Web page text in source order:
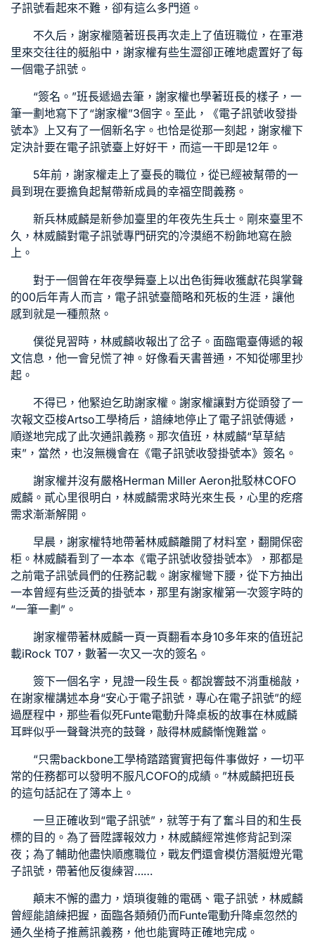
子訊號看起來不難，卻有這么多門道。
不久后，謝家權隨著班長再次走上了值班職位，在軍港
里來交往往的艇船中，謝家權有些生澀卻正確地處置好了每
一個電子訊號。
“簽名。”班長遞過去筆，謝家權也學著班長的樣子，一
筆一劃地寫下了“謝家權”3個字。至此，《電子訊號收發掛
號本》上又有了一個新名字。也恰是從那一刻起，謝家權下
定決計要在電子訊號臺上好好干，而這一干即是12年。
5年前，謝家權走上了臺長的職位，從已經被幫帶的一
員到現在要擔負起幫帶新成員的幸福空間義務。
新兵林威麟是新參加臺里的年夜先生兵士。剛來臺里不
久，林威麟對電子訊號專門研究的冷漠絕不粉飾地寫在臉
上。
對于一個曾在年夜學舞臺上以出色街舞收獲獻花與掌聲
的00后年青人而言，電子訊號臺簡略和死板的生涯，讓他
感到就是一種煎熬。
僕從見習時，林威麟收報出了岔子。面臨電臺傳遞的報
文信息，他一會兒慌了神。好像看天書普通，不知從哪里抄
起。
不得已，他緊迫乞助謝家權。謝家權讓對方從頭發了一
次報文亞梭Artso工學椅后，諳練地停止了電子訊號傳遞，
順遂地完成了此次通訊義務。那次值班，林威麟“草草結
束”，當然，也沒無機會在《電子訊號收發掛號本》簽名。
謝家權并沒有嚴格Herman Miller Aeron批駁林COFO
威麟。貳心里很明白，林威麟需求時光來生長，心里的疙瘩
需求漸漸解開。
早晨，謝家權特地帶著林威麟離開了材料室，翻開保密
柜。林威麟看到了一本本《電子訊號收發掛號本》，那都是
之前電子訊號員們的任務記載。謝家權彎下腰，從下方抽出
一本曾經有些泛黃的掛號本，那里有謝家權第一次簽字時的
“一筆一劃”。
謝家權帶著林威麟一頁一頁翻看本身10多年來的值班記
載iRock T07 ，數著一次又一次的簽名。
簽下一個名字，見證一段生長。都說響鼓不消重槌敲，
在謝家權講述本身“安心于電子訊號，專心在電子訊號”的經
過歷程中，那些看似死Funte電動升降桌板的故事在林威麟
耳畔似乎一聲聲洪亮的鼓聲，敲得林威麟慚愧難當。
“只需backbone工學椅踏踏實實把每件事做好，一切平
常的任務都可以發明不服凡COFO的成績。”林威麟把班長
的這句話記在了簿本上。
一旦正確收到“電子訊號”，就等于有了奮斗目的和生長
標的目的。為了晉陞譯報效力，林威麟經常進修背記到深
夜；為了輔助他盡快順應職位，戰友們還會模仿潛艇燈光電
子訊號，帶著他反復練習……
顛末不懈的盡力，煩瑣復雜的電碼、電子訊號，林威麟
曾經能諳練把握，面臨各類頻仍而Funte電動升降桌忽然的
通久坐椅子推薦訊義務，他也能實時正確地完成。